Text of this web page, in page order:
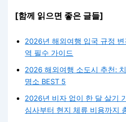
[함께 읽으면 좋은 글들]
2026년 해외여행 입국 규정 변
역 필수 가이드
2026 해외여행 소도시 추천:
명소 BEST 5
2026년 비자 없이 한 달 살기
심사부터 현지 체류 비용까지